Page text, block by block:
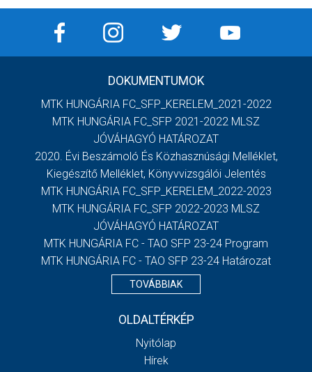
DOKUMENTUMOK
MTK HUNGÁRIA FC_SFP_KERELEM_2021-2022
MTK HUNGÁRIA FC_SFP 2021-2022 MLSZ
JÓVÁHAGYÓ HATÁROZAT
2020. Évi Beszámoló És Közhasznúsági Melléklet,
Kiegészítő Melléklet, Könyvvizsgálói Jelentés
MTK HUNGÁRIA FC_SFP_KERELEM_2022-2023
MTK HUNGÁRIA FC_SFP 2022-2023 MLSZ
JÓVÁHAGYÓ HATÁROZAT
MTK HUNGÁRIA FC - TAO SFP 23-24 Program
MTK HUNGÁRIA FC - TAO SFP 23-24 Határozat
TOVÁBBIAK
OLDALTÉRKÉP
Nyitólap
Hírek